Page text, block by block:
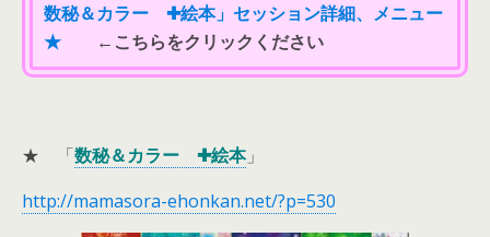
数秘＆カラー ✚絵本」セッション詳細、メニュー
★
←こちらをクリックください
★ 「数秘＆カラー ✚絵本」
http://mamasora-ehonkan.net/?p=530